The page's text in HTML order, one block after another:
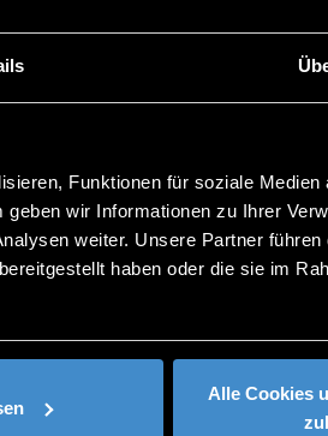
Funktionen für soziale Medien
wir Informationen zu Ihrer
weiter. Unsere Partner
haben oder die sie im
Alle Cookies